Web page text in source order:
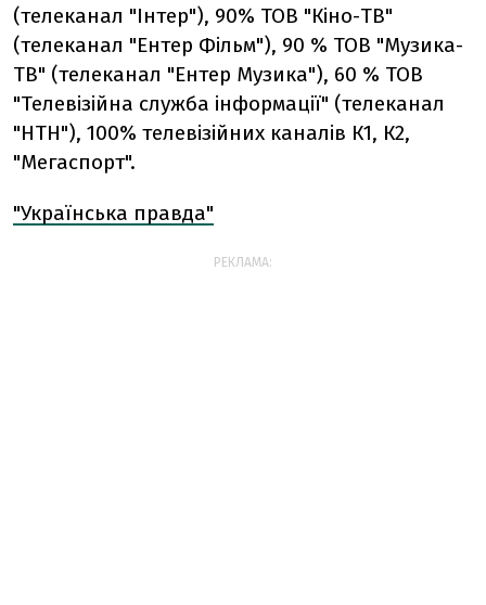
(телеканал "Інтер"), 90% ТОВ "Кіно-ТВ"
(телеканал "Ентер Фільм"), 90 % ТОВ "Музика-
ТВ" (телеканал "Ентер Музика"), 60 % ТОВ
"Телевізійна служба інформації" (телеканал
"НТН"), 100% телевізійних каналів К1, К2,
"Мегаспорт".
"Українська правда"
РЕКЛАМА: